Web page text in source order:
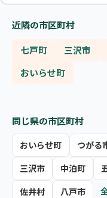
近隣の市区町村
七戸町 三沢市
おいらせ町
同じ県の市区町村
おいらせ町 つがる
三沢市
中泊町
佐井村
八戸市